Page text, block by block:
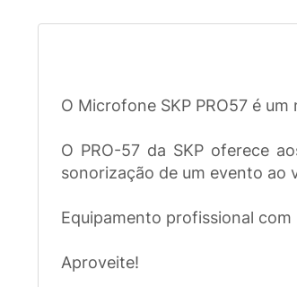
O Microfone SKP PRO57 é
O PRO-57 da SKP oferece
sonorização de um evento ao
Equipamento profissional com
Aproveite!